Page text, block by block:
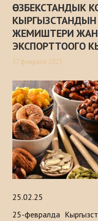
ӨЗБЕКСТАНДЫК
КЫРГЫЗСТАНДЫН
ЖЕМИШТЕРИ
ЭКСПОРТТООГО
27 февраля 2025
25.02.25
25-февралда